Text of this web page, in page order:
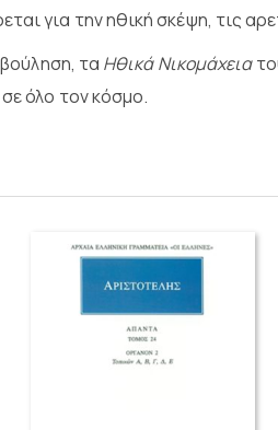
για την ηθική σκέψη, τις
τα Ηθικά Νικομάχεια
όλο τον κόσμο.